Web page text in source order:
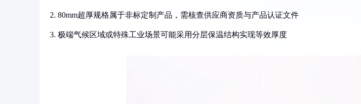
2. 80mm超厚规格属于非标定制产品，需核查供应商资质与产品认证文件
3. 极端气候区域或特殊工业场景可能采用分层保温结构实现等效厚度